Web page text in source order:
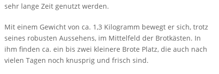
sehr lange Zeit genutzt werden.
Mit einem Gewicht von ca. 1,3 Kilogramm bewegt er sich, trotz
seines robusten Aussehens, im Mittelfeld der Brotkästen. In
ihm finden ca. ein bis zwei kleinere Brote Platz, die auch nach
vielen Tagen noch knusprig und frisch sind.